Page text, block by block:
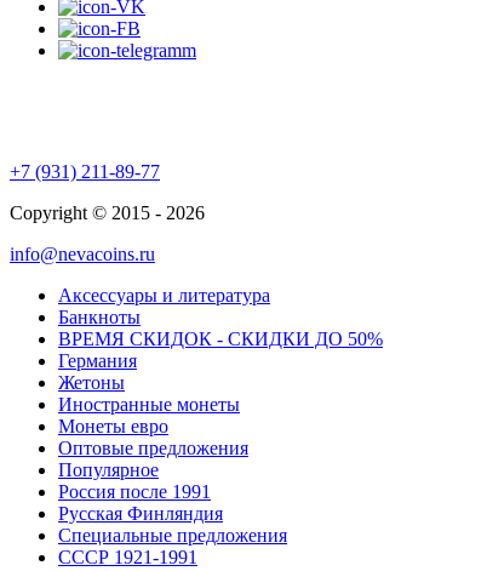
+7 (931) 211-89-77
Copyright © 2015 - 2026
info@nevacoins.ru
Аксессуары и литература
Банкноты
ВРЕМЯ СКИДОК - СКИДКИ ДО 50%
Германия
Жетоны
Иностранные монеты
Монеты евро
Оптовые предложения
Популярное
Россия после 1991
Русская Финляндия
Специальные предложения
СССР 1921-1991